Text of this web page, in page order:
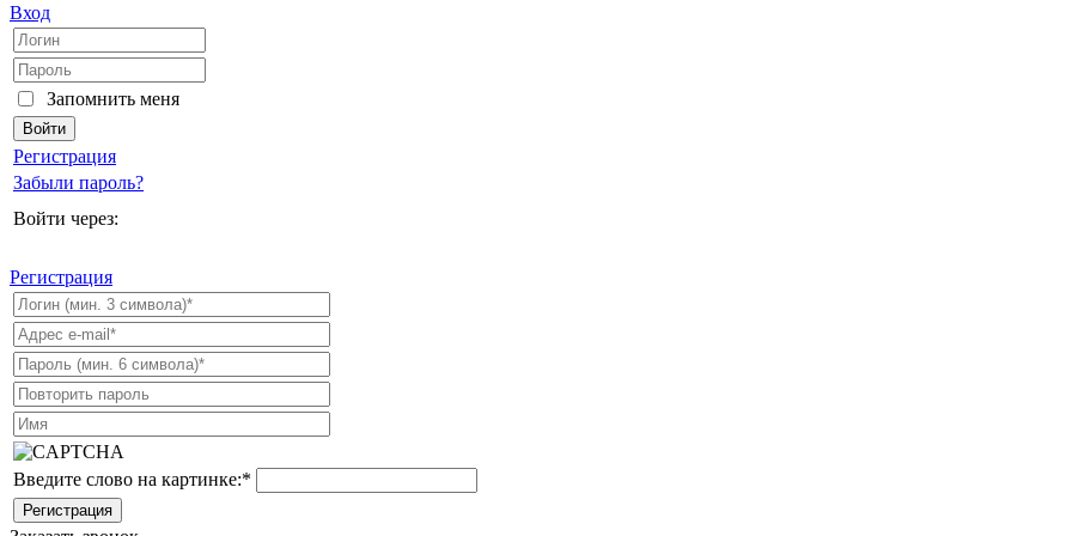
Вход
Запомнить меня
Регистрация
Забыли пароль?
Войти через:
Регистрация
Введите слово на картинке:*